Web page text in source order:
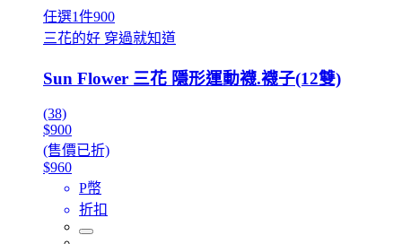
任選1件900
三花的好 穿過就知道
Sun Flower 三花 隱形運動襪.襪子(12雙)
(38)
$900
(售價已折)
$960
P幣
折扣